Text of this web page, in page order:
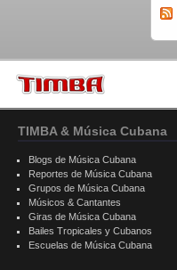
TIMBA & Música Cubana
Blogs de Música Cubana
Reportes de Música Cubana
Grupos de Música Cubana
Músicos & Cantantes
Giras de Música Cubana
Bailes Tropicales y Cubanos
Escuelas de Música Cubana